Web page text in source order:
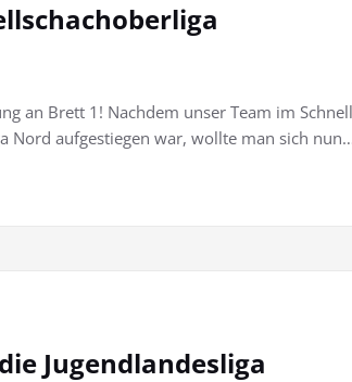
an Brett 1! Nachdem unser Team im
Nord aufgestiegen war, wollte man sich
Jugendlandesliga